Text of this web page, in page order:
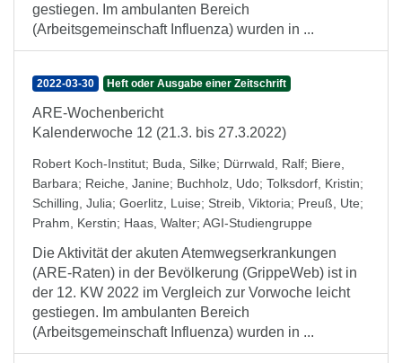
gestiegen. Im ambulanten Bereich
(Arbeitsgemeinschaft Influenza) wurden in ...
2022-03-30 Heft oder Ausgabe einer Zeitschrift
ARE-Wochenbericht
Kalenderwoche 12 (21.3. bis 27.3.2022)
Robert Koch-Institut; Buda, Silke; Dürrwald, Ralf; Biere,
Barbara; Reiche, Janine; Buchholz, Udo; Tolksdorf, Kristin;
Schilling, Julia; Goerlitz, Luise; Streib, Viktoria; Preuß, Ute;
Prahm, Kerstin; Haas, Walter; AGI-Studiengruppe
Die Aktivität der akuten Atemwegserkrankungen
(ARE-Raten) in der Bevölkerung (GrippeWeb) ist in
der 12. KW 2022 im Vergleich zur Vorwoche leicht
gestiegen. Im ambulanten Bereich
(Arbeitsgemeinschaft Influenza) wurden in ...